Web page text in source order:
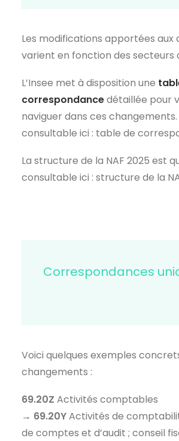
Les modifications apportées aux
varient en fonction des secteurs
L’Insee met à disposition une
correspondancedétaillée pour
naviguer dans ces changements.
consultable ici : table de
La structure de la NAF 2025 est
consultable ici : structure de la
Correspondances
Voici quelques exemples
changements :
69.20Z Activités comptables
→ 69.20YActivités de
de comptes et d’audit ; conseil